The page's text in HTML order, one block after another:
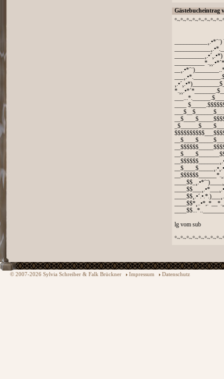
Gästebucheintrag
____
lg vom sub
© 2007-2026 Sylvia Schreiber & Falk Brückner Impressum Datenschutz